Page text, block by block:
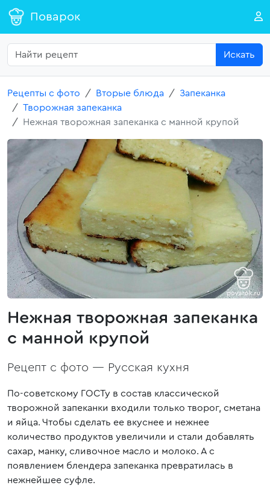
Поварок
Искать
Рецепты с фото Вторые блюда
Запеканка
Творожная запеканка
Нежная творожная запеканка с манной крупой
Нежная творожная запеканка
с манной крупой
Рецепт с фото — Русская кухня
По-советскому ГОСТу в состав классической
творожной запеканки входили только творог, сметана
и яйца. Чтобы сделать ее вкуснее и нежнее
количество продуктов увеличили и стали добавлять
сахар, манку, сливочное масло и молоко. А с
появлением блендера запеканка превратилась в
нежнейшее суфле.